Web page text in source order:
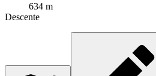
634 m
Descente